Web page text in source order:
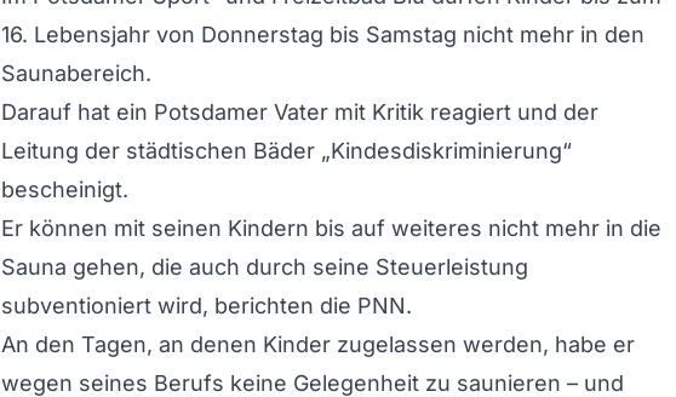
16. Lebensjahr von Donnerstag bis Samstag nicht mehr in den
Saunabereich.
Darauf hat ein Potsdamer Vater mit Kritik reagiert und der
Leitung der städtischen Bäder „Kindesdiskriminierung“
bescheinigt.
Er können mit seinen Kindern bis auf weiteres nicht mehr in die
Sauna gehen, die auch durch seine Steuerleistung
subventioniert wird, berichten die PNN.
An den Tagen, an denen Kinder zugelassen werden, habe er
wegen seines Berufs keine Gelegenheit zu saunieren – und